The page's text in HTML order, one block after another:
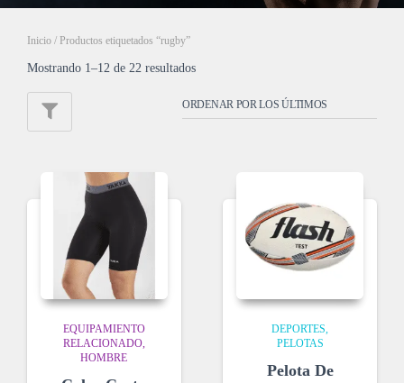
Inicio / Productos etiquetados “rugby”
Mostrando 1–12 de 22 resultados
EQUIPAMIENTO
RELACIONADO
HOMBRE
DEPORTES
PELOTAS
Pelota De